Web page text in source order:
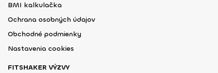
BMI kalkulačka
Ochrana osobných údajov
Obchodné podmienky
Nastavenia cookies
FITSHAKER VÝZVY